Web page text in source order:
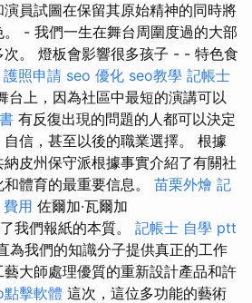
員試圖在保留其原始精神的同時將
- 我們一生在舞台周圍度過的大部
。 燈板會影響很多孩子 - - 特色食
護照申請 seo 優化 seo教學 記帳士
台上，因為社區中最短的演講可以
有反復出現的問題的人都可以決定
信，甚至以後的職業選擇。 根據
皮州保守派根據事實介紹了有關社
體育的最重要信息。 苗栗外燴 記
用 佐爾加·瓦爾加
我們報紙的本質。 記帳士 自學 ptt
為我們的知識分子提供真正的工作
大師處理優質的重新設計產品和許
點擊軟體 這次，這位多功能的藝術